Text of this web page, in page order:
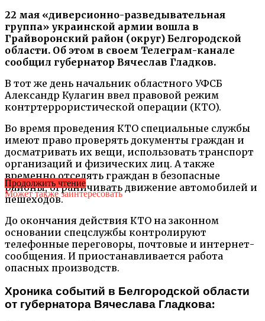
22 мая «диверсионно-разведывательная
группа» украинской армии вошла в
Грайворонский район (округ) Белгородской
области. Об этом в своем Телеграм-канале
сообщил губернатор Вячеслав Гладков.
В тот же день начальник областного УФСБ
Александр Кулагин ввел правовой режим
контртеррористической операции (КТО).
Во время проведения КТО специальные службы
имеют право проверять документы граждан и
досматривать их вещи, использовать транспорт
организаций и физических лиц. А также
временно отселять граждан в безопасные
районы, ограничивать движение автомобилей и
пешеходов.
До окончания действия КТО на законном
основании спецслужбы контролируют
телефонные переговоры, почтовые и интернет-
сообщения. И приостанавливается работа
опасных производств.
Хроника событий в Белгородской области
от губернатора Вячеслава Гладкова:
Продолжить чтение
Может также заинтересовать